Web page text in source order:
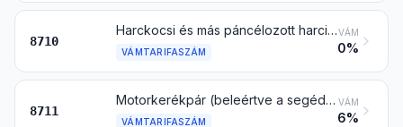
8710
Harckocsi és más páncélozott harci jármű, motorral, fegyverzettel vagy anélkül, valamint az ilyen jármű alkatrésze
VÁMTARIFASZÁM
VÁM
0%
8711
Motorkerékpár (beleértve a segédmotoros kerékpárt [moped] is), és kerékpár segédmotorral felszerelve, oldalkocsival is; oldalkocsi
VÁMTARIFASZÁM
VÁM
6%